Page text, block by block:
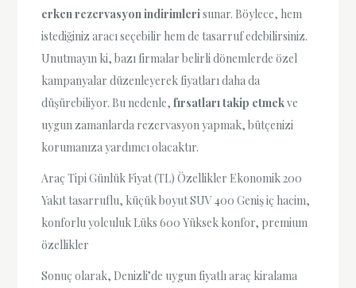
erken rezervasyon indirimlerisunar. Böylece, hem
istediğiniz aracı seçebilir hem de tasarruf edebilirsiniz.
Unutmayın ki, bazı firmalar belirli dönemlerde özel
kampanyalar düzenleyerek fiyatları daha da
düşürebiliyor. Bu nedenle,fırsatları takip etmekve
uygun zamanlarda rezervasyon yapmak, bütçenizi
korumanıza yardımcı olacaktır.
Araç Tipi Günlük Fiyat (TL) Özellikler Ekonomik 200
Yakıt tasarruflu, küçük boyut SUV 400 Geniş iç hacim,
konforlu yolculuk Lüks 600 Yüksek konfor, premium
özellikler
Sonuç olarak, Denizli’de uygun fiyatlı araç kiralama